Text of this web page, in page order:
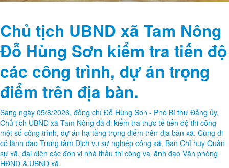
Chủ tịch UBND xã Tam Nông
Đỗ Hùng Sơn kiểm tra tiến độ
các công trình, dự án trọng
điểm trên địa bàn.
Sáng ngày 05/8/2026, đồng chí Đỗ Hùng Sơn - Phó Bí thư Đảng ủy,
Chủ tịch UBND xã Tam Nông đã đi kiểm tra thực tế tiến độ thi công
một số công trình, dự án hạ tầng trọng điểm trên địa bàn xã. Cùng đi
có lãnh đạo Trung tâm Dịch vụ sự nghiệp công xã, Ban Chỉ huy Quân
sự xã, đại diện các đơn vị nhà thầu thi công và lãnh đạo Văn phòng
HĐND & UBND xã.